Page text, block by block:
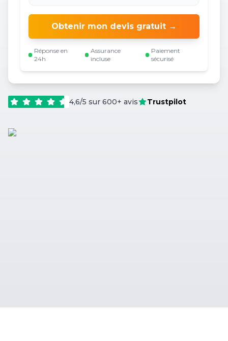
Obtenir mon devis gratuit →
Réponse en
24h
Assurance
incluse
Paiement
sécurisé
4,6/5 sur 600+ avis Trustpilot